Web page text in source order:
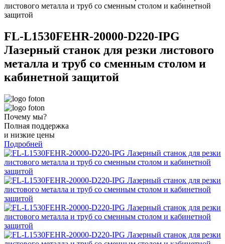
листового металла и труб со сменным столом и кабинетной
защитой
FL-L1530FEHR-20000-D220-IPG
Лазерный станок для резки листового
металла и труб со сменным столом и
кабинетной защитой
Почему мы?
Полная поддержка
и низкие цены
Подробней